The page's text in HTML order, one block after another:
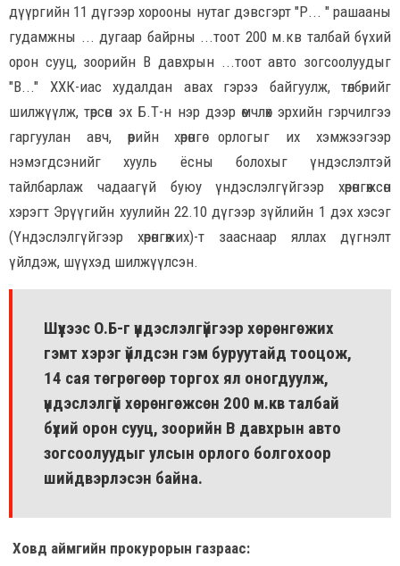
дүүргийн 11 дүгээр хорооны нутаг дэвсгэрт "Р... " рашааны
гудамжны ... дугаар байрны ...тоот 200 м.кв талбай бүхий
орон сууц, зоорийн В давхрын ...тоот авто зогсоолуудыг
"В..." ХХК-иас худалдан авах гэрээ байгуулж, төлбөрийг
шилжүүлж, төрсөн эх Б.Т-н нэр дээр өмчлөх эрхийн гэрчилгээ
гаргуулан авч, өөрийн хөрөнгө орлогыг их хэмжээгээр
нэмэгдсэнийг хууль ёсны болохыг үндэслэлтэй
тайлбарлаж чадаагүй буюу үндэслэлгүйгээр хөрөнгөжсөн
хэрэгт Эрүүгийн хуулийн 22.10 дүгээр зүйлийн 1 дэх хэсэг
(Үндэслэлгүйгээр хөрөнгөжих)-т зааснаар яллах дүгнэлт
үйлдэж, шүүхэд шилжүүлсэн.
Шүүхээс О.Б-г үндэслэлгүйгээр хөрөнгөжих
гэмт хэрэг үйлдсэн гэм буруутайд тооцож,
14 сая төгрөгөөр торгох ял оногдуулж,
үндэслэлгүй хөрөнгөжсөн 200 м.кв талбай
бүхий орон сууц, зоорийн В давхрын авто
зогсоолуудыг улсын орлого болгохоор
шийдвэрлэсэн байна.
Ховд аймгийн прокурорын газраас: